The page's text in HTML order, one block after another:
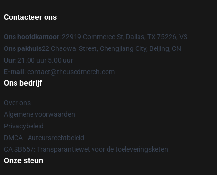
Contacteer ons
Ons hoofdkantoor: 22919 Commerce St, Dallas, TX 75226, VS
Ons pakhuis22 Chaowai Street, Chengjiang City, Beijing, CN
Uur: 21.00 uur 5.00 uur
E-mail : contact@theusedmerch.com
Ons bedrijf
Over ons
Algemene voorwaarden
Privacybeleid
DMCA - Auteursrechtbeleid
CA SB657: Transparantiewet voor de toeleveringsketen
Onze steun